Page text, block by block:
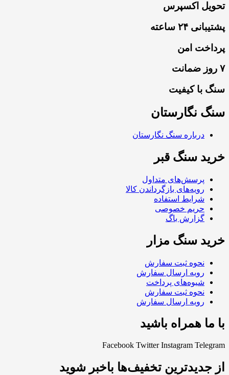
تحویل اکسپرس
پشتیبانی ۲۴ ساعته
پرداخت امن
۷ روز ضمانت
سنگ با کیفیت
سنگ نگارستان
درباره سنگ نگارستان
خرید سنگ قبر
پرسش‌های متداول
رویه‌های بازگرداندن کالا
شرایط استفاده
حریم خصوصی
گزارش باگ
خرید سنگ مزار
نحوه ثبت سفارش
رویه ارسال سفارش
شیوه‌های پرداخت
نحوه ثبت سفارش
رویه ارسال سفارش
با ما همراه باشید
Facebook Twitter Instagram Telegram
از جدیدترین تخفیف‌ها باخبر شوید